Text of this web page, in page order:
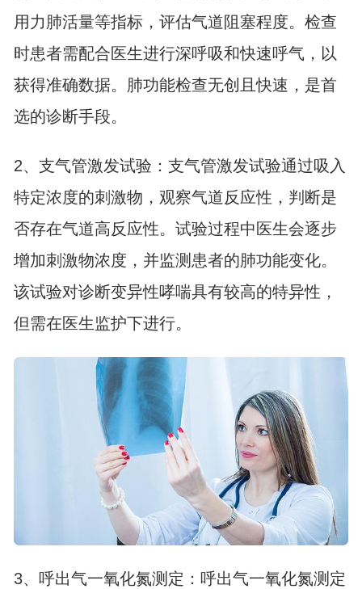
用力肺活量等指标，评估气道阻塞程度。检查
时患者需配合医生进行深呼吸和快速呼气，以
获得准确数据。肺功能检查无创且快速，是首
选的诊断手段。
2、支气管激发试验：支气管激发试验通过吸入
特定浓度的刺激物，观察气道反应性，判断是
否存在气道高反应性。试验过程中医生会逐步
增加刺激物浓度，并监测患者的肺功能变化。
该试验对诊断变异性哮喘具有较高的特异性，
但需在医生监护下进行。
3、呼出气一氧化氮测定：呼出气一氧化氮测定